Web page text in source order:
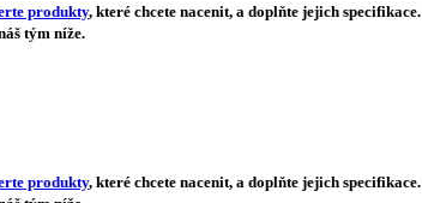
produkty, které chcete nacenit, a doplňte jejich specifikace.
tým níže.
produkty, které chcete nacenit, a doplňte jejich specifikace.